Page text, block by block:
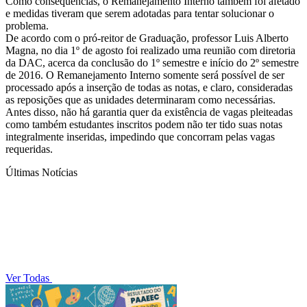
e medidas tiveram que serem adotadas para tentar solucionar o
problema.
De acordo com o pró-reitor de Graduação, professor Luis Alberto
Magna, no dia 1º de agosto foi realizado uma reunião com diretoria
da DAC, acerca da conclusão do 1º semestre e início do 2º semestre
de 2016. O Remanejamento Interno somente será possível de ser
processado após a inserção de todas as notas, e claro, consideradas
as reposições que as unidades determinaram como necessárias.
Antes disso, não há garantia quer da existência de vagas pleiteadas
como também estudantes inscritos podem não ter tido suas notas
integralmente inseridas, impedindo que concorram pelas vagas
requeridas.
Últimas Notícias
Ver Todas